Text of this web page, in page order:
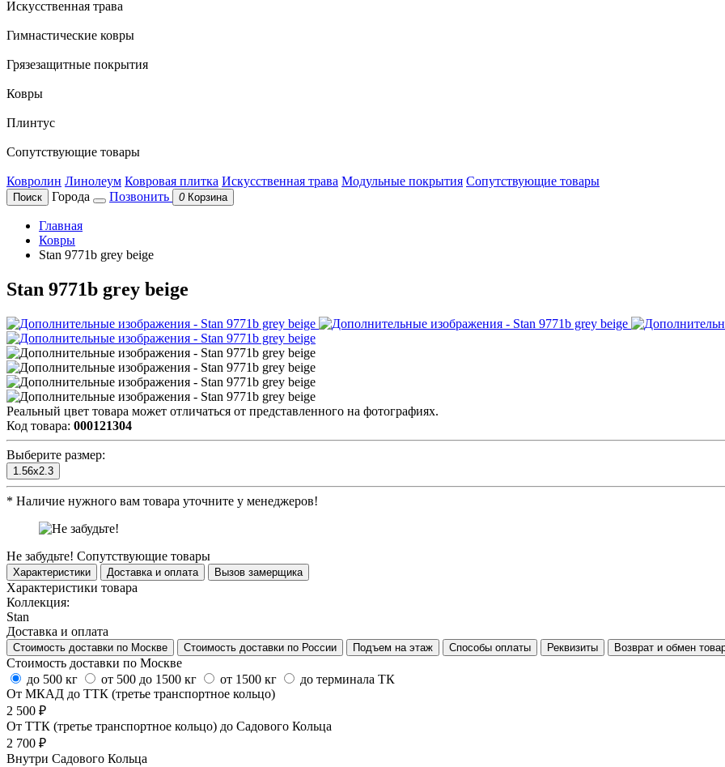
Искусственная трава
Гимнастические ковры
Грязезащитные покрытия
Ковры
Плинтус
Сопутствующие товары
Ковролин Линолеум Ковровая плитка Искусственная трава Модульные покрытия Сопутствующие товары
Поиск Города Позвонить 0 Корзина
Главная
Ковры
Stan 9771b grey beige
Stan 9771b grey beige
Реальный цвет товара может отличаться от представленного на фотографиях.
Код товара: 000121304
Выберите размер:
1.56x2.3
* Наличие нужного вам товара уточните у менеджеров!
Не забудьте! Сопутствующие товары
Характеристики Доставка и оплата Вызов замерщика
Характеристики товара
Коллекция:
Stan
Доставка и оплата
Стоимость доставки по Москве Стоимость доставки по России Подъем на этаж Способы оплаты Реквизиты Возврат и обмен
Стоимость доставки по Москве
до 500 кг
от 500 до 1500 кг от 1500 кг
до терминала ТК
От МКАД до ТТК (третье транспортное кольцо)
2 500 ₽
От ТТК (третье транспортное кольцо) до Садового Кольца
2 700 ₽
Внутри Садового Кольца